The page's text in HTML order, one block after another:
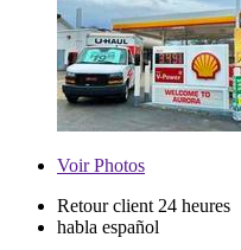
VoirPhotos
Retour client 24 heures
habla español